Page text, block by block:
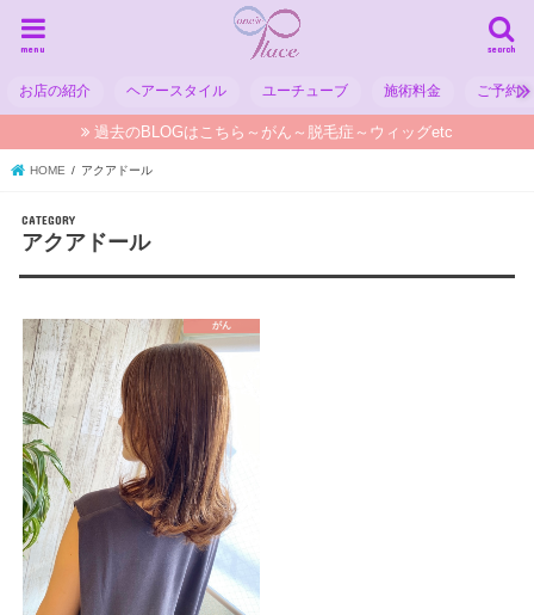
search
menu
お店の紹介 ヘアースタイル ユーチューブ 施術料金 ご予約
過去のBLOGはこちら～がん～脱毛症～ウィッグetc
HOME アクアドール
アクアドール
がん